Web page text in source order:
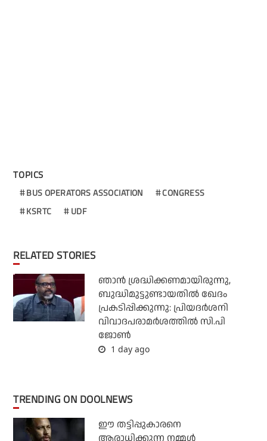
TOPICS
BUS OPERATORS ASSOCIATION
CONGRESS
KSRTC
UDF
RELATED STORIES
ഞാന്‍ ശ്രദ്ധിക്കണമായിരുന്നു,
ബുദ്ധിമുട്ടുണ്ടായതില്‍ ഖേദം
പ്രകടിപ്പിക്കുന്നു: പ്രിയദര്‍ശനി
വിവാദപരാമര്‍ശത്തില്‍ സി.പി
ജോണ്‍
1 day ago
TRENDING ON DOOLNEWS
ഈ തട്ടിപ്പുകാരനെ